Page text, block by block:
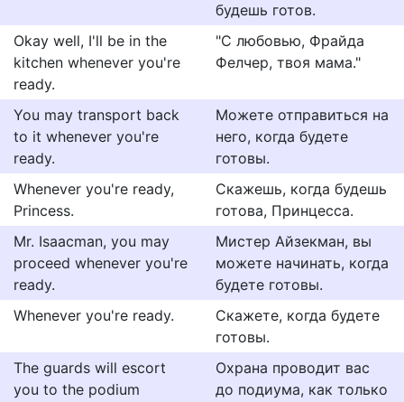
будешь готов.
Okay well, I'll be in the
kitchen whenever you're
ready.
"С любовью, Фрайда
Фелчер, твоя мама."
You may transport back
to it whenever you're
ready.
Можете отправиться на
него, когда будете
готовы.
Whenever you're ready,
Princess.
Скажешь, когда будешь
готова, Принцесса.
Mr. Isaacman, you may
proceed whenever you're
ready.
Мистер Айзекман, вы
можете начинать, когда
будете готовы.
Whenever you're ready.
Скажете, когда будете
готовы.
The guards will escort
you to the podium
Охрана проводит вас
до подиума, как только